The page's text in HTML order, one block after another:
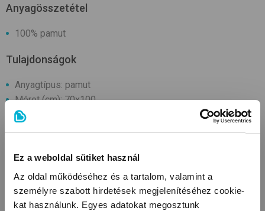
Ez a weboldal sütiket használ
Az oldal működéséhez és a tartalom, valamint a
személyre szabott hirdetések megjelenítéséhez cookie-
kat használunk. Egyes adatokat megosztunk
Anyagösszetétel
100% pamut
Tulajdonságok
Anyagtípus: pamut
Méret (cm): 70x100
Tisztítás: mosógépben mosható
KAPCSOLÓDÓ KATEGÓRIÁK